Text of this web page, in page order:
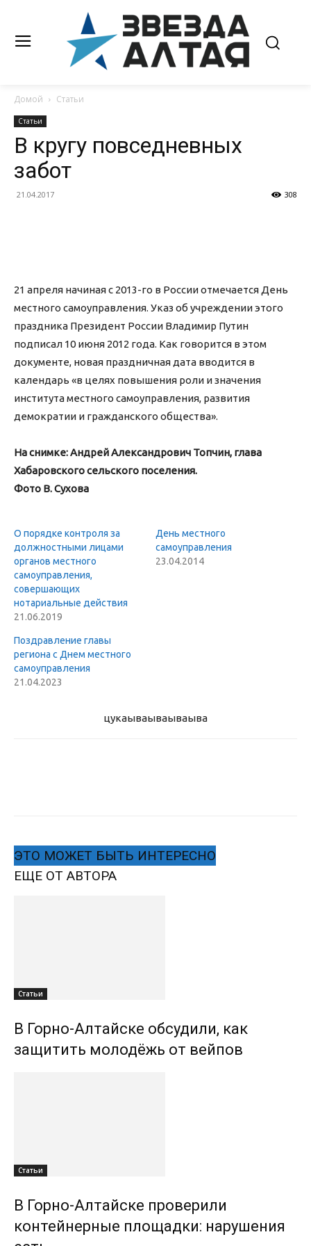
Домой Статьи
Статьи
В кругу повседневных
забот
21.04.2017 308
21 апреля начиная с 2013-го в России отмечается День
местного самоуправления. Указ об учреждении этого
праздника Президент России Владимир Путин
подписал 10 июня 2012 года. Как говорится в этом
документе, новая праздничная дата вводится в
календарь «в целях повышения роли и значения
института местного самоуправления, развития
демократии и гражданского общества».
На снимке: Андрей Александрович Топчин, глава
Хабаровского сельского поселения.
Фото В. Сухова
О порядке контроля за
должностными лицами
органов местного
самоуправления,
совершающих
нотариальные действия
21.06.2019
День местного
самоуправления
23.04.2014
Поздравление главы
региона с Днем местного
самоуправления
21.04.2023
цукаываываываыва
ЭТО МОЖЕТ БЫТЬ ИНТЕРЕСНО
ЕЩЕ ОТ АВТОРА
Статьи
В Горно-Алтайске обсудили, как
защитить молодёжь от вейпов
Статьи
В Горно-Алтайске проверили
контейнерные площадки: нарушения